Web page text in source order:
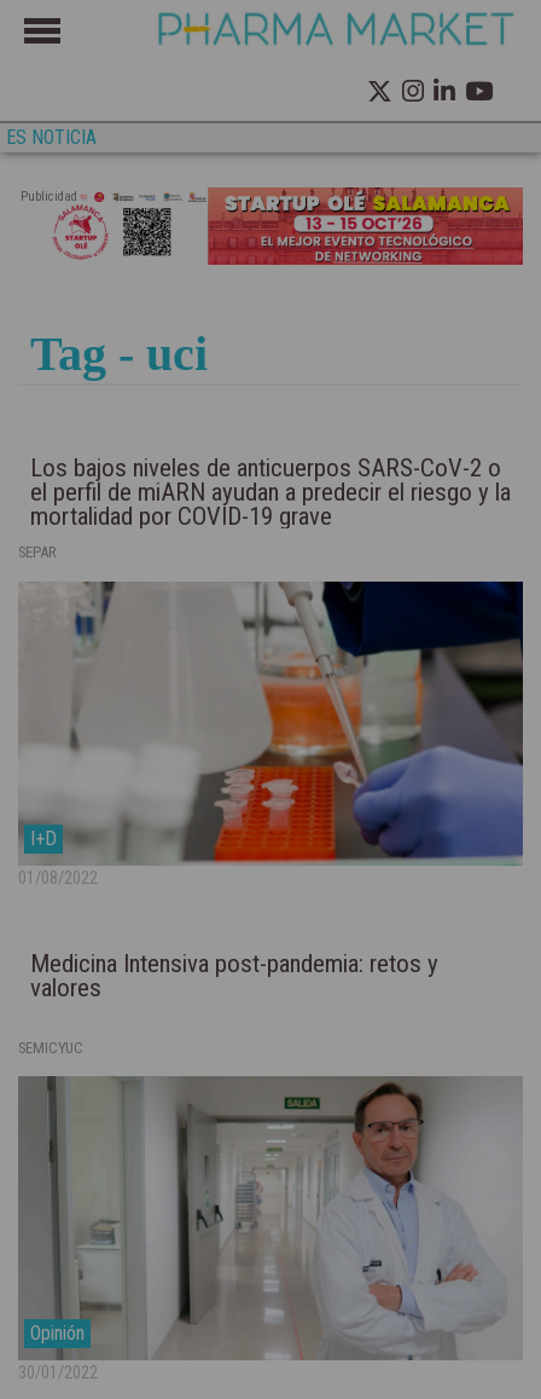
ES NOTICIA
Publicidad
Tag - uci
Los bajos niveles de anticuerpos SARS-CoV-2 o
el perfil de miARN ayudan a predecir el riesgo y la
mortalidad por COVID-19 grave
SEPAR
I+D
01/08/2022
Medicina Intensiva post-pandemia: retos y
valores
SEMICYUC
Opinión
30/01/2022